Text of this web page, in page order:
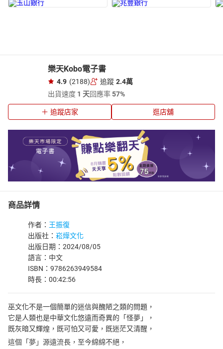
樂天Kobo電子書
4.9 (2188) 追蹤 2.4萬
出貨速度 1 天回應率57%
追蹤店家 逛店舖
商品詳情
作者： 王振復
出版社： 崧燁文化
出版日期：2024/08/05
語言：中文
ISBN：9786263949584
時長：00:42:56
巫文化不是一個簡單的迷信與醜陋之類的問題，
它是人類也是中華文化悠遠而奇異的「怪夢」，
既灰暗又輝煌，既可怕又可愛，既迷茫又清醒，
這個「夢」源遠流長，至今綿綿不絕，